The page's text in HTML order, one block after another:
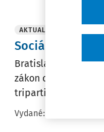
AKTUALITY
Sociálne:
Bratislava 24.
zákon o tripartite.
tripartita by mala
Vydané: